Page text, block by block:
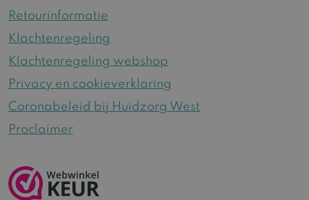
Retourinformatie
Klachtenregeling
Klachtenregeling webshop
Privacy en cookieverklaring
Coronabeleid bij Huidzorg West
Proclaimer